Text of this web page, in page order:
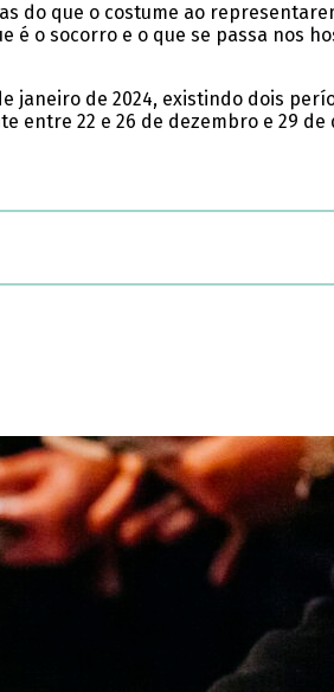
do que o costume ao
é o socorro e o que se passa nos
janeiro de 2024, existindo dois
entre 22 e 26 de dezembro e 29 de